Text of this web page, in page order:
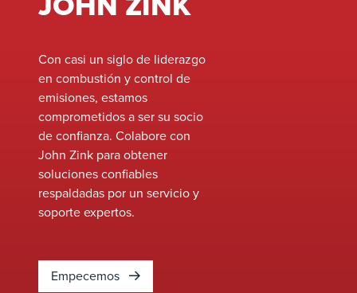
quemadores de
quemadores de
calderas,
oxidadores
térmicos y más.
Nuestra
experiencia en el
ajuste de la
combustión
garantiza un
mayor seguridad,
una reducción de
Con casi un siglo de liderazgo
en combustión y control de
emisiones, estamos
comprometidos a ser su socio
de confianza. Colabore con
John Zink para obtener
soluciones confiables
respaldadas por un servicio y
soporte expertos.
Empecemos